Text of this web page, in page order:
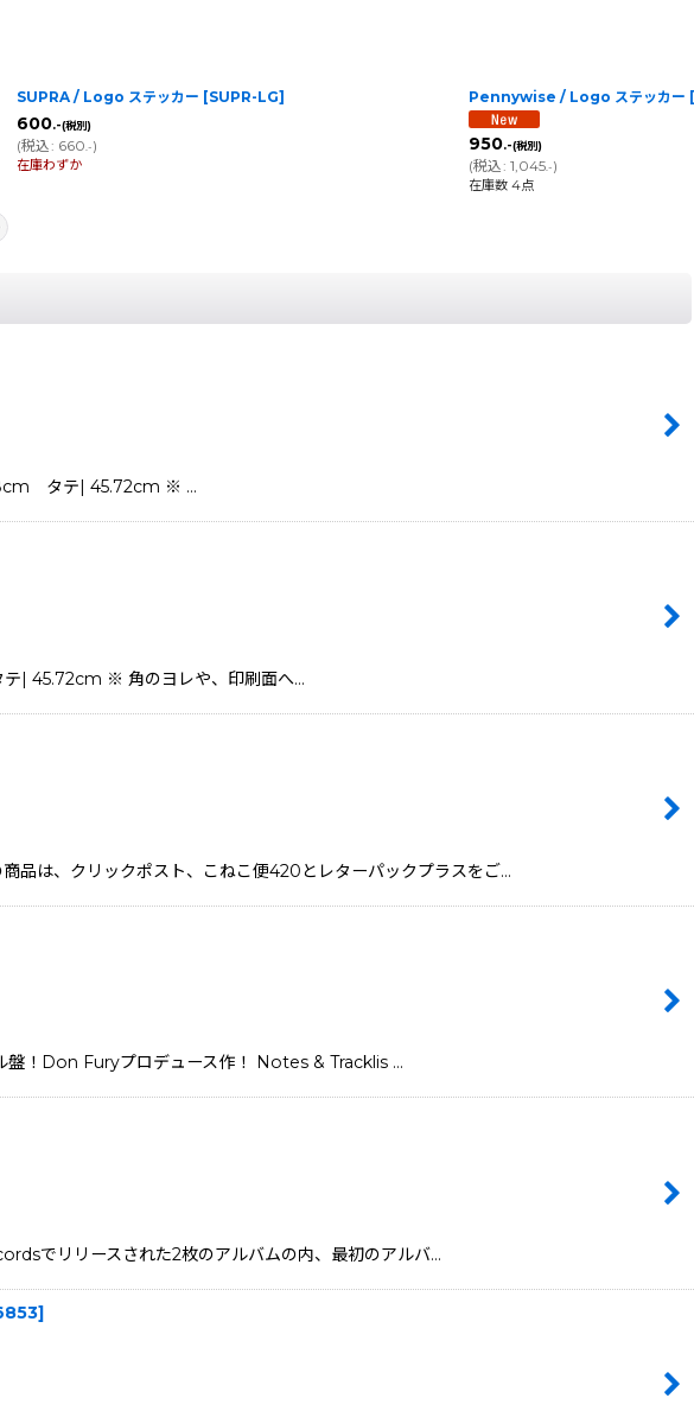
SUPRA / Logo ステッカー [SUPR-LG]
600.-(税別)
(税込: 660.-)
在庫わずか
Pennywise / Logo ステッカー
950.-(税別)
(税込: 1,045.-)
在庫数 4点
タテ| 45.72cm ※ …
| 45.72cm ※ 角のヨレや、印刷面へ…
は、クリックポスト、こねこ便420とレターパックプラスをご…
盤！Don Furyプロデュース作！ Notes & Tracklis …
でリリースされた2枚のアルバムの内、最初のアルバ…
]